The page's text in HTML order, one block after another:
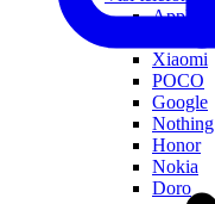
Apple
Xiaomi
POCO
Google
Nothing
Honor
Nokia
Doro